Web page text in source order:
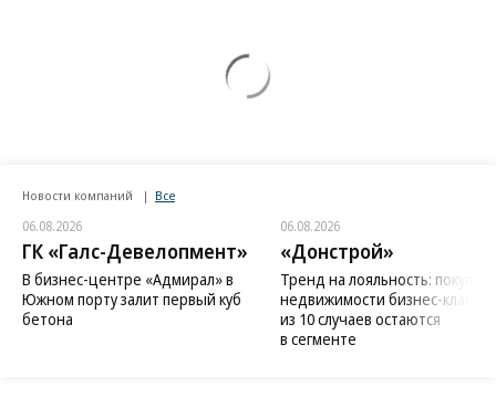
Новости компаний Все
06.08.2026
ГК «Галс-Девелопмент»
В бизнес-центре «Адмирал» в
Южном порту залит первый куб
бетона
06.08.2026
«Донстрой»
Тренд на лояльность:
недвижимости бизнес-класса
из 10 случаев остаются
в сегменте